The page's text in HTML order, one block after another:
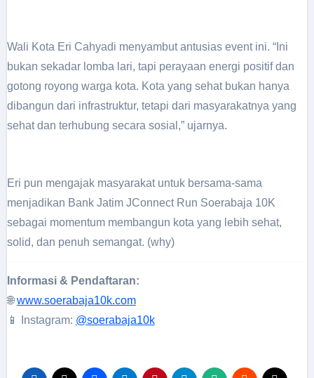
Wali Kota Eri Cahyadi menyambut antusias event ini. “Ini
bukan sekadar lomba lari, tapi perayaan energi positif dan
gotong royong warga kota. Kota yang sehat bukan hanya
dibangun dari infrastruktur, tetapi dari masyarakatnya yang
sehat dan terhubung secara sosial,” ujarnya.
Eri pun mengajak masyarakat untuk bersama-sama
menjadikan Bank Jatim JConnect Run Soerabaja 10K
sebagai momentum membangun kota yang lebih sehat,
solid, dan penuh semangat. (why)
Informasi & Pendaftaran:
🌐www.soerabaja10k.com
📱 Instagram: @soerabaja10k